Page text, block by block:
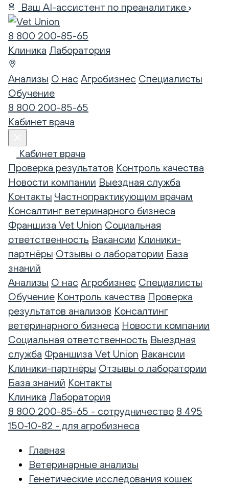
Ваш AI-ассистент по преаналитике
8 800 200-85-65
Клиника Лаборатория
Анализы О нас Агробизнес Специалисты
Обучение
8 800 200-85-65
Кабинет врача
Кабинет врача
Проверка результатов Контроль качества
Новости компании Выездная служба
Контакты Частнопрактикующим врачам
Консалтинг ветеринарного бизнеса
Франшиза Vet Union Социальная
ответственность Вакансии Клиники-
партнёры Отзывы о лаборатории База
знаний
Анализы О нас Агробизнес Специалисты
Обучение Контроль качества Проверка
результатов анализов Консалтинг
ветеринарного бизнеса Новости компании
Социальная ответственность Выездная
служба Франшиза Vet Union Вакансии
Клиники-партнёры Отзывы о лаборатории
База знаний Контакты
Клиника Лаборатория
8 800 200-85-65 - сотрудничество 8 495
150-10-82 - для агробизнеса
Главная
Ветеринарные анализы
Генетические исследования кошек